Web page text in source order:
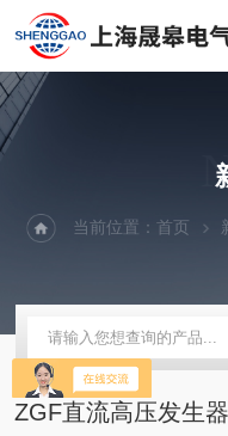
当前位置：首页
ZGF直流高压发生